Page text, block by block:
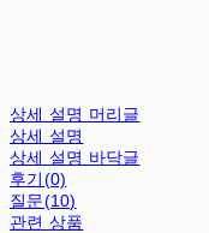
상세 설명 머리글
상세 설명
상세 설명 바닥글
후기(0)
질문(10)
관련 상품